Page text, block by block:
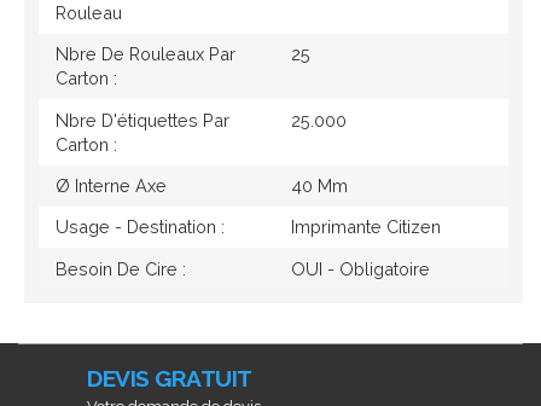
Rouleau
Nbre De Rouleaux Par
Carton :
25
Nbre D'étiquettes Par
Carton :
25.000
Ø Interne Axe 40 Mm
Usage - Destination : Imprimante Citizen
Besoin De Cire : OUI - Obligatoire
DEVIS GRATUIT